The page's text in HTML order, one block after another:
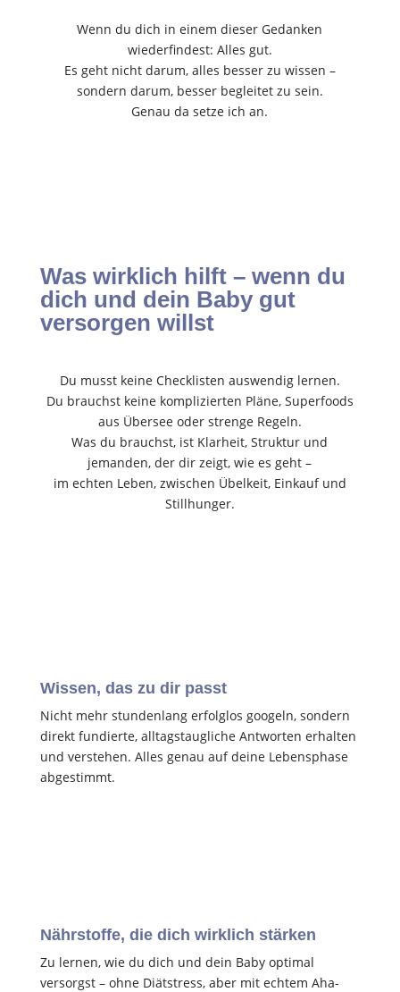
Wenn du dich in einem dieser Gedanken
wiederfindest: Alles gut.
Es geht nicht darum, alles besser zu wissen –
sondern darum, besser begleitet zu sein.
Genau da setze ich an.
Was wirklich hilft – wenn du
dich und dein Baby gut
versorgen willst
Du musst keine Checklisten auswendig lernen.
Du brauchst keine komplizierten Pläne, Superfoods
aus Übersee oder strenge Regeln.
Was du brauchst, ist Klarheit, Struktur und
jemanden, der dir zeigt, wie es geht –
im echten Leben, zwischen Übelkeit, Einkauf und
Stillhunger.
Wissen, das zu dir passt
Nicht mehr stundenlang erfolglos googeln, sondern
direkt fundierte, alltagstaugliche Antworten erhalten
und verstehen. Alles genau auf deine Lebensphase
abgestimmt.
Nährstoffe, die dich wirklich stärken
Zu lernen, wie du dich und dein Baby optimal
versorgst – ohne Diätstress, aber mit echtem Aha-